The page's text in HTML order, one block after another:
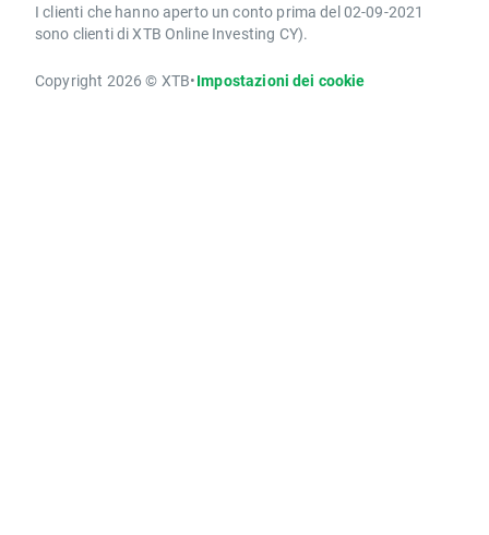
I clienti che hanno aperto un conto prima del 02-09-2021
sono clienti di XTB Online Investing CY).
Copyright 2026 © XTB•Impostazioni dei cookie